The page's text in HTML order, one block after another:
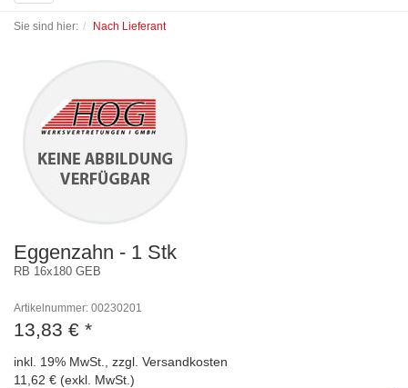
navigation
Sie sind hier: Nach Lieferant
Eggenzahn - 1 Stk
RB 16x180 GEB
Artikelnummer: 00230201
13,83 € *
inkl. 19% MwSt., zzgl. Versandkosten
11,62 € (exkl. MwSt.)